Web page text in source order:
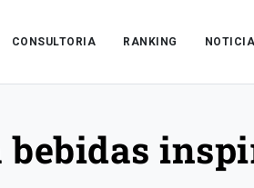
CONSULTORIA RANKING